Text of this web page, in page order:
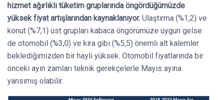
hizmet ağırlıklı tüketim gruplarında öngördüğümüzde
yüksek fiyat artışlarından kaynaklanıyor. Ulaştırma (%1,2) ve
konut (%7,1) üst grupları kabaca öngörümüze uygun gelse
de otomobil (%3,0) ve kira gibi (%5,5) önemli alt kalemler
beklediğimizden bir hayli yüksek. Otomobil fiyatlarında bir
önceki ayın zamları teknik gerekçelerle Mayıs ayına
yansımış olabilir.